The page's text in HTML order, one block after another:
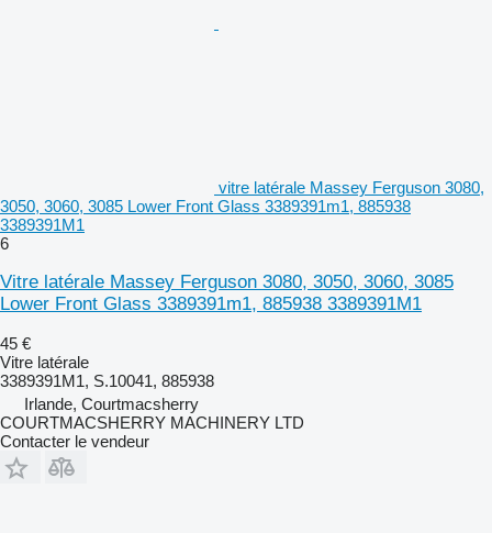
vitre latérale Massey Ferguson 3080,
3050, 3060, 3085 Lower Front Glass 3389391m1, 885938
3389391M1
6
Vitre latérale Massey Ferguson 3080, 3050, 3060, 3085
Lower Front Glass 3389391m1, 885938 3389391M1
45 €
Vitre latérale
3389391M1, S.10041, 885938
Irlande, Courtmacsherry
COURTMACSHERRY MACHINERY LTD
Contacter le vendeur